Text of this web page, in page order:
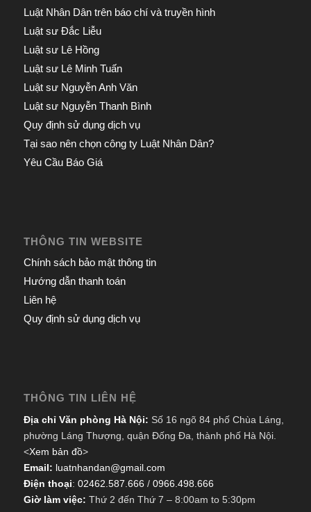
Luật Nhân Dân trên báo chí và truyền hình
Luật sư Đắc Liễu
Luật sư Lê Hồng
Luật sư Lê Minh Tuấn
Luật sư Nguyễn Anh Văn
Luật sư Nguyễn Thanh Bình
Quy định sử dụng dịch vụ
Tại sao nên chọn công ty Luật Nhân Dân?
Yêu Cầu Báo Giá
THÔNG TIN WEBSITE
Chính sách bảo mật thông tin
Hướng dẫn thanh toán
Liên hệ
Quy định sử dụng dịch vụ
THÔNG TIN LIÊN HỆ
Địa chỉ Văn phòng Hà Nội: Số 16 ngõ 84 phố Chùa Láng,
phường Láng Thượng, quận Đống Đa, thành phố Hà Nội.
<Xem bản đồ>
Email: luatnhandan@gmail.com
Điện thoại: 02462.587.666 / 0966.498.666
Giờ làm việc: Thứ 2 đến Thứ 7 – 8:00am to 5:30pm